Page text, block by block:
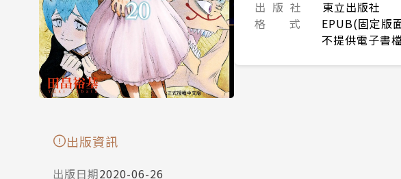
出 版 社
東立出版社
格 式
EPUB(固定版
不提供電子書
出版資訊
出版日期2020-06-26